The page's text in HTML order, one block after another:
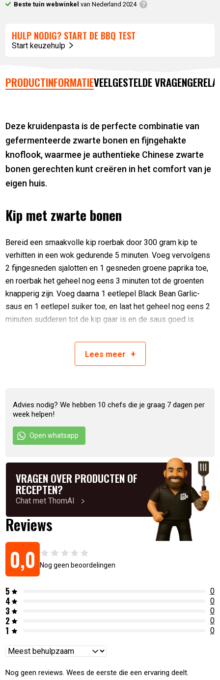
Beste tuin webwinkel van Nederland 2024
HULP NODIG? START DE BBQ TEST
Start keuzehulp
PRODUCTINFORMATIEVEELGESTELDE VRAGEN
Deze kruidenpasta is de perfecte combinatie van
gefermenteerde zwarte bonen en fijngehakte
knoflook, waarmee je authentieke Chinese zwarte
bonen gerechten kunt creëren in het comfort van je
eigen huis.
Kip met zwarte bonen
Bereid een smaakvolle kip roerbak door 300 gram kip te
verhitten in een wok gedurende 5 minuten. Voeg vervolgens
2 fijngesneden sjalotten en 1 gesneden groene paprika toe,
en roerbak het geheel nog eens 3 minuten tot de groenten
knapperig zijn. Voeg daarna 1 eetlepel Black Bean Garlic-
saus en 1 eetlepel suiker toe, en laat het geheel nog eens 2
minuten sudderen tot de kip gaar is en de saus goed is
(Sojabonen), Zout, Water), Water, Suiker, Gedehydrateerde
Knoflook 6%, Zout, Sojaolie, Rijstwijn (Water, Rijst, Tarwe),
Gemodificeerd Maiszetmeel.
Artikelnummer: 078895760026
Lees meer +
Advies nodig? We hebben 10 chefs die je graag 7 dagen per
week helpen!
Open whatsapp
VRAGEN OVER PRODUCTEN OF
RECEPTEN?
Chat met ThomAI
Reviews
0,0 Nog geen beoordelingen
5 0
4 0
3 0
2 0
1 0
Reviews
Nog geen reviews. Wees de eerste die een ervaring deelt.